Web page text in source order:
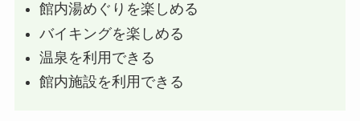
館内湯めぐりを楽しめる
バイキングを楽しめる
温泉を利用できる
館内施設を利用できる